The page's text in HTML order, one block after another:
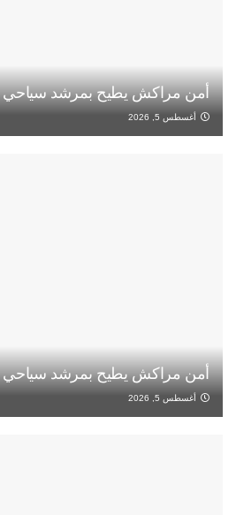
أمن مراكش يطيح بمرشد سياحي
أغسطس 5, 2026
أمن مراكش يطيح بمرشد سياحي
أغسطس 5, 2026